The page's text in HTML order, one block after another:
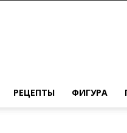
РЕЦЕПТЫ ФИГУРА